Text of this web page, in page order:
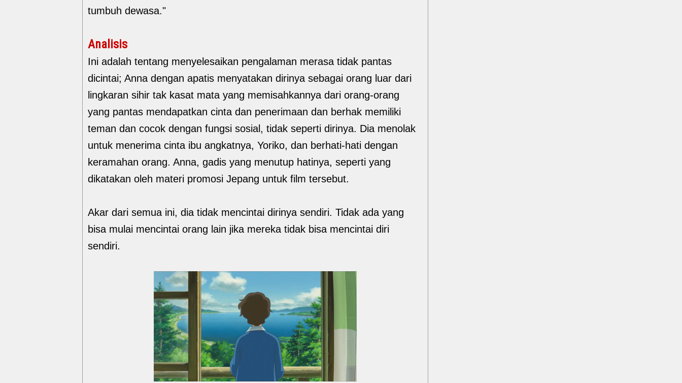
tumbuh dewasa."
Analisis
Ini adalah tentang menyelesaikan pengalaman merasa tidak pantas
dicintai; Anna dengan apatis menyatakan dirinya sebagai orang luar dari
lingkaran sihir tak kasat mata yang memisahkannya dari orang-orang
yang pantas mendapatkan cinta dan penerimaan dan berhak memiliki
teman dan cocok dengan fungsi sosial, tidak seperti dirinya. Dia menolak
untuk menerima cinta ibu angkatnya, Yoriko, dan berhati-hati dengan
keramahan orang. Anna, gadis yang menutup hatinya, seperti yang
dikatakan oleh materi promosi Jepang untuk film tersebut.
Akar dari semua ini, dia tidak mencintai dirinya sendiri. Tidak ada yang
bisa mulai mencintai orang lain jika mereka tidak bisa mencintai diri
sendiri.